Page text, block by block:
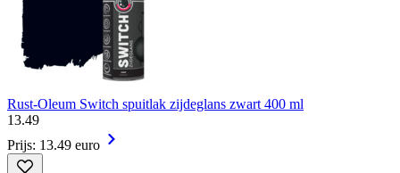
Rust-Oleum Switch spuitlak zijdeglans zwart 400 ml
13.49
Prijs: 13.49 euro